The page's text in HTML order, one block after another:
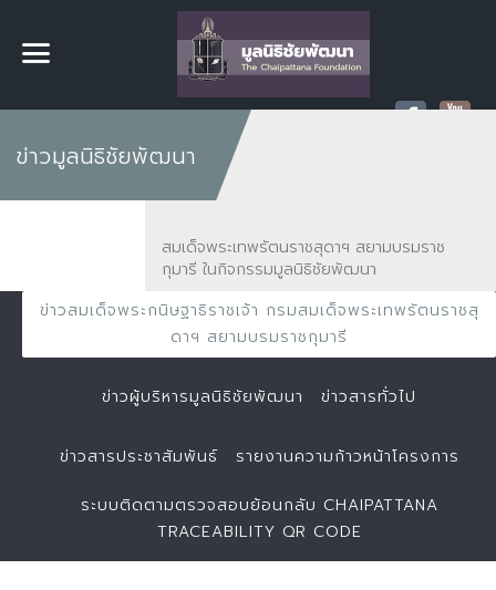
ข่าวมูลนิธิชัยพัฒนา
สมเด็จพระเทพรัตนราชสุดาฯ สยามบรมราช
กุมารี ในกิจกรรมมูลนิธิชัยพัฒนา
ข่าวสมเด็จพระกนิษฐาธิราชเจ้า กรมสมเด็จพระเทพรัตนราชสุ
ดาฯ สยามบรมราชกุมารี
ข่าวผู้บริหารมูลนิธิชัยพัฒนา ข่าวสารทั่วไป
ข่าวสารประชาสัมพันธ์ รายงานความก้าวหน้าโครงการ
ระบบติดตามตรวจสอบย้อนกลับ CHAIPATTANA
TRACEABILITY QR CODE